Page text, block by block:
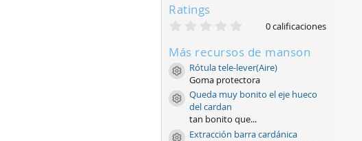
Ratings
0
e
s
t
r
l
a
0 calificaciones
Más recursos de manson
Icono de recurso
Rótula tele-lever(Aire)
Goma protectora
Icono de recurso
Queda muy bonito el eje hueco
del cardan
tan bonito que...
Extracción barra cardánica